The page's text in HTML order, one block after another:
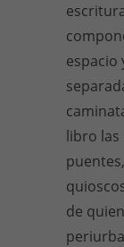
espacio
libro las
de